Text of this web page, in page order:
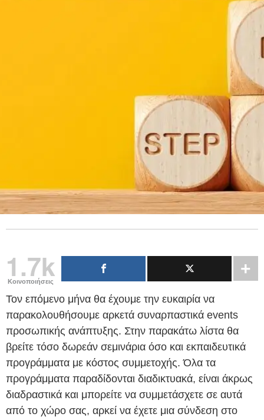
1.7k
Κοινοποιήσεις
Τον επόμενο μήνα θα έχουμε την ευκαιρία να
παρακολουθήσουμε αρκετά συναρπαστικά events
προσωπικής ανάπτυξης. Στην παρακάτω λίστα θα
βρείτε τόσο δωρεάν σεμινάρια όσο και εκπαιδευτικά
προγράμματα με κόστος συμμετοχής. Όλα τα
προγράμματα παραδίδονται διαδικτυακά, είναι άκρως
διαδραστικά και μπορείτε να συμμετάσχετε σε αυτά
από το χώρο σας, αρκεί να έχετε μια σύνδεση στο